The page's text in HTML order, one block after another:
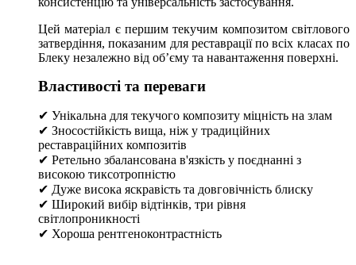
Цей матеріал є першим текучим композитом світлового
затвердіння, показаним для реставрації по всіх класах по
Блеку незалежно від об’єму та навантаження поверхні.
Властивості та переваги
✔ Унікальна для текучого композиту міцність на злам
✔ Зносостійкість вища, ніж у традиційних
реставраційних композитів
✔ Ретельно збалансована в'язкість у поєднанні з
високою тиксотропністю
✔ Дуже висока яскравість та довговічність блиску
✔ Широкий вибір відтінків, три рівня
світлопроникності
✔ Хороша рентгеноконтрастність